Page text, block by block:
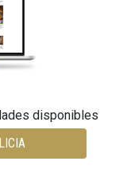
disponibles